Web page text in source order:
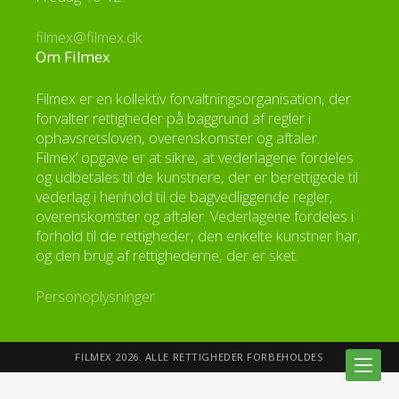
filmex@filmex.dk
Om Filmex
Filmex er en kollektiv forvaltningsorganisation, der
forvalter rettigheder på baggrund af regler i
ophavsretsloven, overenskomster og aftaler.
Filmex’ opgave er at sikre, at vederlagene fordeles
og udbetales til de kunstnere, der er berettigede til
vederlag i henhold til de bagvedliggende regler,
overenskomster og aftaler. Vederlagene fordeles i
forhold til de rettigheder, den enkelte kunstner har,
og den brug af rettighederne, der er sket.
Personoplysninger
FILMEX 2026. ALLE RETTIGHEDER FORBEHOLDES